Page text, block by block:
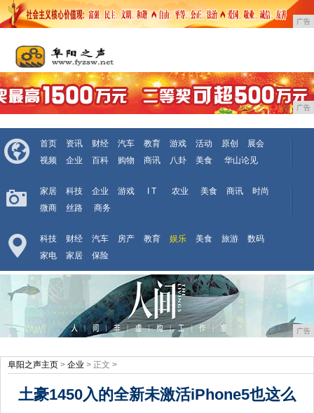
广告
广告
首页 资讯 财经 汽车 教育 游戏 活动 原创
展会
视频
企业 百科 购物 商讯 八卦 美食 华山论见
家居 科技 企业 游戏 I T 农业 美食 商讯
时尚
微商
丝路 商务
科技 财经 汽车 房产 教育 娱乐 美食 旅游
数码
家电
家居 保险
广告
阜阳之声主页 > 企业 > 正文 >
土豪1450入的全新未激活iPhone5也这么